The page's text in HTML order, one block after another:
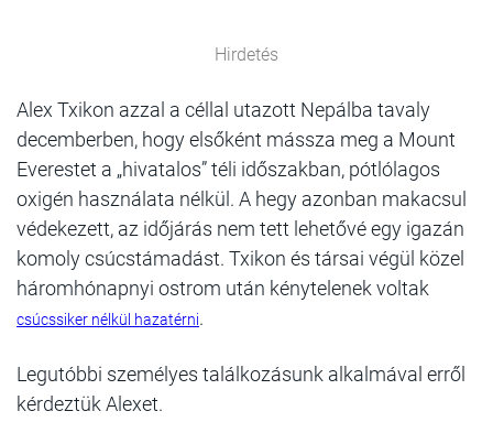
Hirdetés
Alex Txikon azzal a céllal utazott Nepálba tavaly
decemberben, hogy elsőként mássza meg a Mount
Everestet a „hivatalos” téli időszakban, pótlólagos
oxigén használata nélkül. A hegy azonban makacsul
védekezett, az időjárás nem tett lehetővé egy igazán
komoly csúcstámadást. Txikon és társai végül közel
háromhónapnyi ostrom után kénytelenek voltak
csúcssiker nélkül hazatérni.
Legutóbbi személyes találkozásunk alkalmával erről
kérdeztük Alexet.